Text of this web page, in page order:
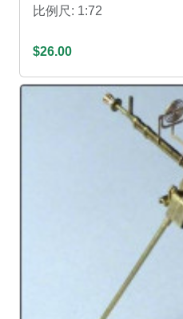
比例尺: 1:72
$26.00